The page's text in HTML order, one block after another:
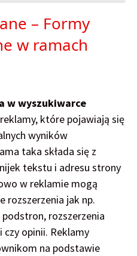
– Formy
w ramach
w wyszukiwarce
które pojawiają się
wyników
taka składa się z
tekstu i adresu strony
w reklamie mogą
rozszerzenia jak np.
rozszerzenia
czy opinii. Reklamy
na podstawie